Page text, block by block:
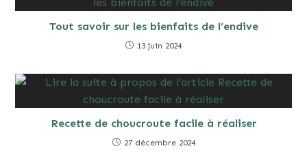
Tout savoir sur les bienfaits de l’endive
13 juin 2024
Recette de choucroute facile à réaliser
27 décembre 2024